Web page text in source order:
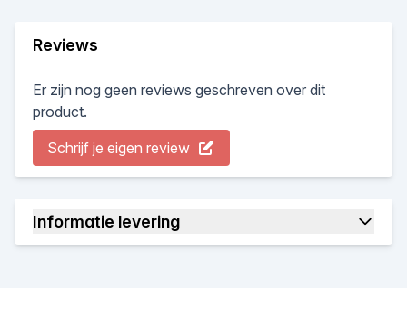
Reviews
Er zijn nog geen reviews geschreven over dit
product.
Schrijf je eigen review
Informatie levering